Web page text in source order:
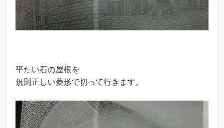
平たい石の屋根を
規則正しい菱形で切って行きます。